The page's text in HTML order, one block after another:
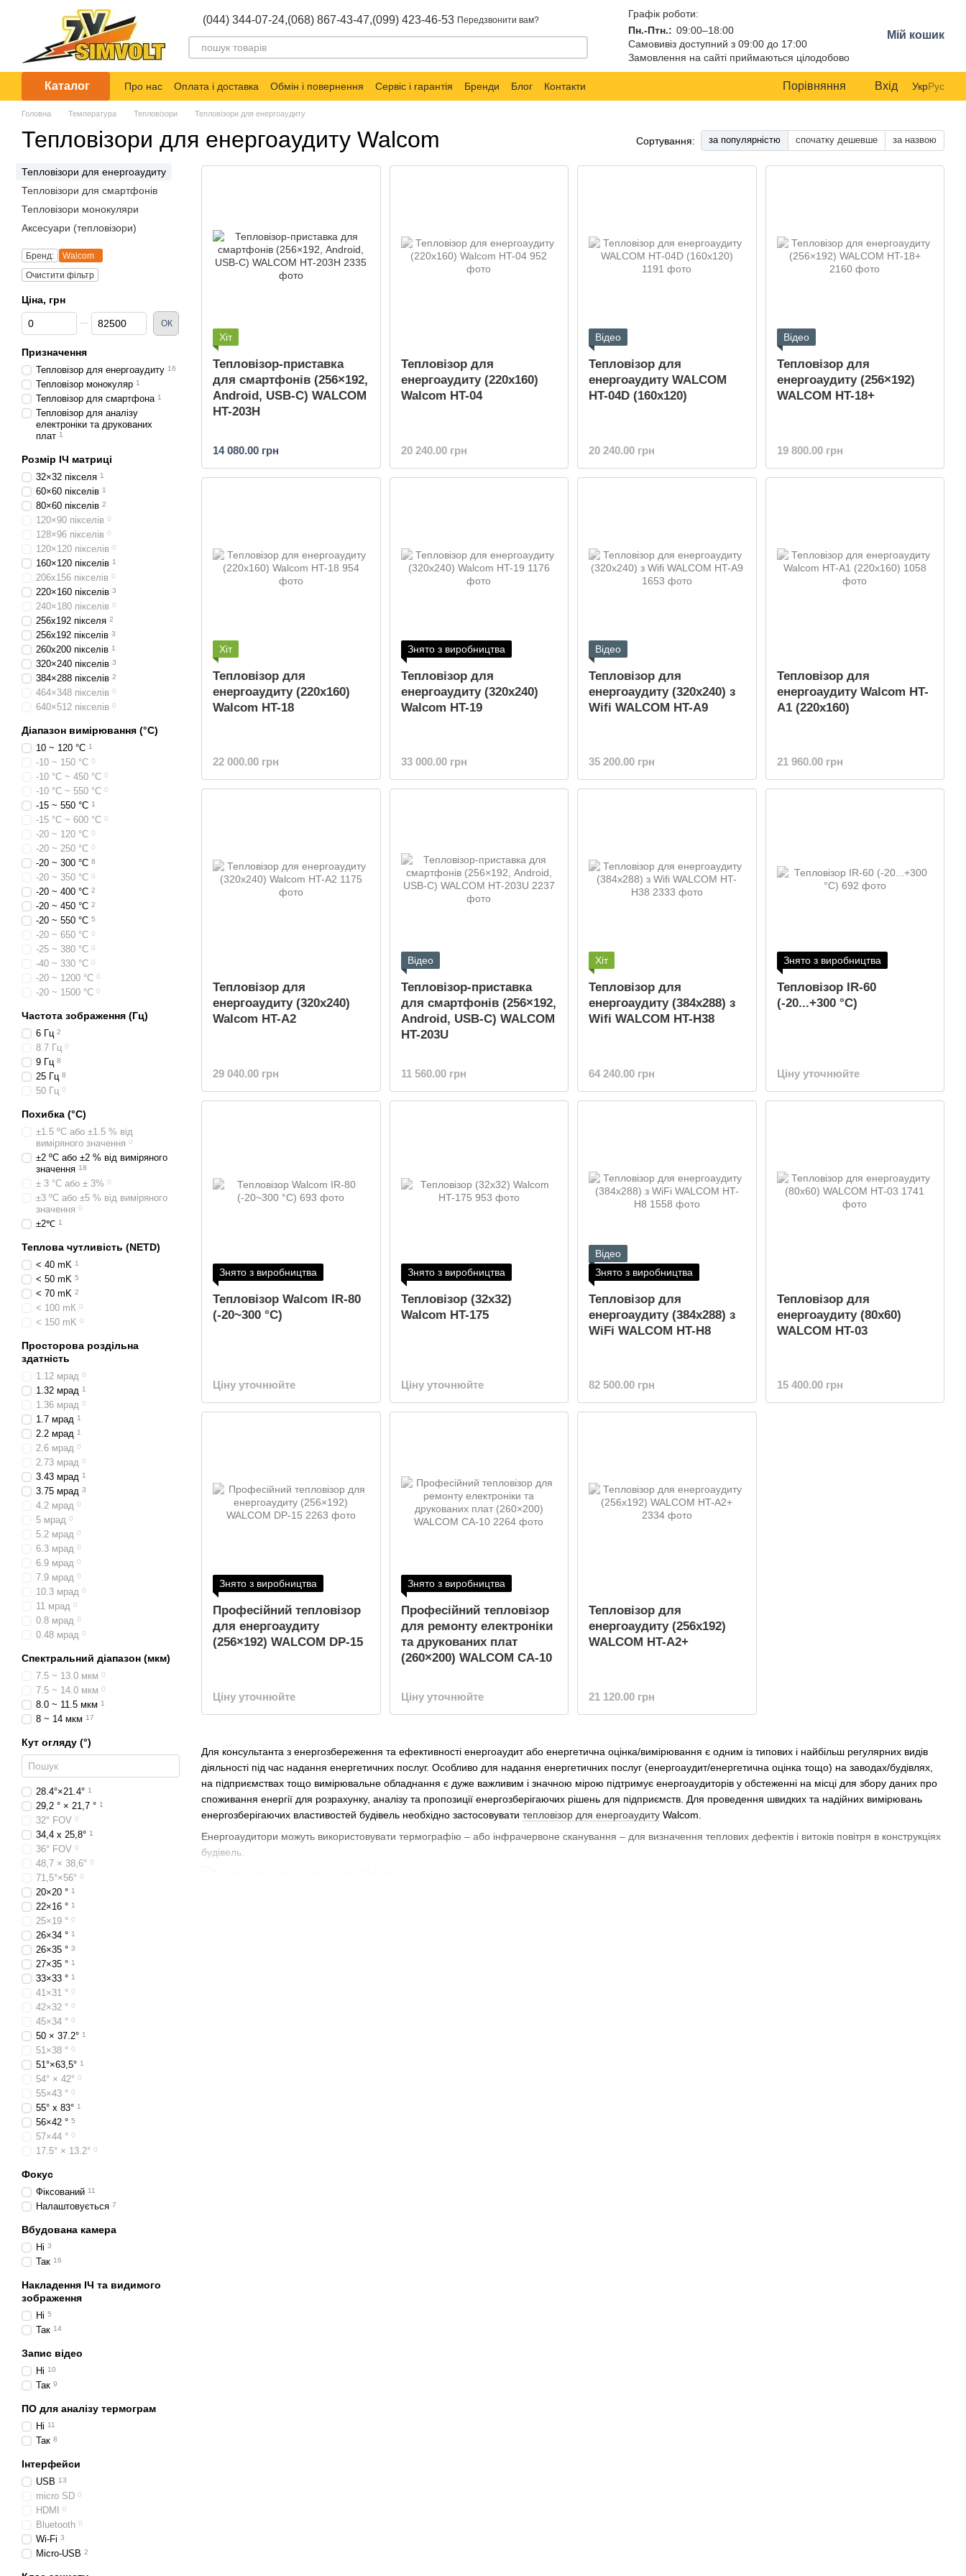
Перейти до основного контенту
(044) 344-07-24,(068) 867-43-47,(099) 423-46-53 Передзвонити вам?
Графік роботи:
Пн.-Птн.: 09:00–18:00
Самовивіз доступний з 09:00 до 17:00
Замовлення на сайті приймаються цілодобово
Мій кошик
Каталог Про нас Оплата і доставка Обмін і повернення Сервіс і гарантія Бренди Блог Контакти Порівняння Вхід УкрРус
Головна Температура Тепловізори Тепловізори для енергоаудиту
Тепловізори для енергоаудиту Walcom Сортування: за популярністю спочатку дешевше за назвою
Для консультанта з енергозбереження та ефективності енергоаудит або енергетична оцінка/вимірювання є одним із типових і найбільш регулярних видів
діяльності під час надання енергетичних послуг. Особливо для надання енергетичних послуг (енергоаудит/енергетична оцінка тощо) на заводах/будівлях,
на підприємствах тощо вимірювальне обладнання є дуже важливим і значною мірою підтримує енергоаудиторів у обстеженні на місці для збору даних про
споживання енергії для розрахунку, аналізу та пропозиції енергозберігаючих рішень для підприємств. Для проведення швидких та надійних вимірювань
енергозберігаючих властивостей будівель необхідно застосовувати тепловізор для енергоаудиту Walcom.
Енергоаудитори можуть використовувати термографію – або інфрачервоне сканування – для визначення теплових дефектів і витоків повітря в конструкціях
будівель.
Хіт
Тепловізор-приставка
для смартфонів (256×192,
Android, USB-C) WALCOM
HT-203H
14 080.00 грн
Тепловізор для
енергоаудиту (220x160)
Walcom HT-04
20 240.00 грн
Відео
Тепловізор для
енергоаудиту WALCOM
HT-04D (160x120)
20 240.00 грн
Відео
Тепловізор для
енергоаудиту (256×192)
WALCOM HT-18+
19 800.00 грн
Хіт
Тепловізор для
енергоаудиту (220x160)
Walcom HT-18
22 000.00 грн
Знято з виробництва
Тепловізор для
енергоаудиту (320x240)
Walcom HT-19
33 000.00 грн
Відео
Тепловізор для
енергоаудиту (320x240) з
Wifi WALCOM HT-A9
35 200.00 грн
Тепловізор для
енергоаудиту Walcom HT-
A1 (220x160)
21 960.00 грн
Тепловізор для
енергоаудиту (320x240)
Walcom HT-A2
29 040.00 грн
Відео
Тепловізор-приставка
для смартфонів (256×192,
Android, USB-C) WALCOM
HT-203U
11 560.00 грн
Хіт
Тепловізор для
енергоаудиту (384x288) з
Wifi WALCOM HT-H38
64 240.00 грн
Знято з виробництва
Тепловізор IR-60
(-20...+300 °C)
Ціну уточнюйте
Знято з виробництва
Тепловізор Walcom IR-80
(-20~300 °C)
Ціну уточнюйте
Знято з виробництва
Тепловізор (32x32)
Walcom HT-175
Ціну уточнюйте
Відео
Знято з виробництва
Тепловізор для
енергоаудиту (384x288) з
WiFi WALCOM HT-H8
82 500.00 грн
Тепловізор для
енергоаудиту (80x60)
WALCOM HT-03
15 400.00 грн
Знято з виробництва
Професійний тепловізор
для енергоаудиту
(256×192) WALCOM DP-15
Ціну уточнюйте
Знято з виробництва
Професійний тепловізор
для ремонту електроніки
та друкованих плат
(260×200) WALCOM CA-10
Ціну уточнюйте
Тепловізор для
енергоаудиту (256x192)
WALCOM HT-A2+
21 120.00 грн
Тепловізори для енергоаудиту
Тепловізори для смартфонів
Тепловізори монокуляри
Аксесуари (тепловізори)
Бренд:
Walcom
Очистити фільтр
Ціна, грн
Від Ціна, грн
До Ціна, грн ОК
Призначення
Тепловізор для енергоаудиту 16
Тепловізор монокуляр 1
Тепловізор для смартфона 1
Тепловізор для аналізу
електроніки та друкованих
плат 1
Розмір ІЧ матриці
32×32 пікселя 1
60×60 пікселів 1
80×60 пікселів 2
120×90 пікселів 0
128×96 пікселів 0
120×120 пікселів 0
160×120 пікселів 1
206х156 пікселів 0
220×160 пікселів 3
240×180 пікселів 0
256x192 пікселя 2
256x192 пікселів 3
260х200 пікселів 1
320×240 пікселів 3
384×288 пікселів 2
464×348 пікселів 0
640×512 пікселів 0
Діапазон вимірювання (°C)
10 ~ 120 °С 1
-10 ~ 150 °C 0
-10 °C ~ 450 °C 0
-10 °C ~ 550 °C 0
-15 ~ 550 °C 1
-15 °C ~ 600 °C 0
-20 ~ 120 °C 0
-20 ~ 250 °C 0
-20 ~ 300 °C 8
-20 ~ 350 °C 0
-20 ~ 400 °C 2
-20 ~ 450 °C 2
-20 ~ 550 °C 5
-20 ~ 650 °C 0
-25 ~ 380 °C 0
-40 ~ 330 °C 0
-20 ~ 1200 °C 0
-20 ~ 1500 °C 0
Частота зображення (Гц)
6 Гц 2
8.7 Гц 0
9 Гц 8
25 Гц 8
50 Гц 0
Похибка (°C)
±1.5 ºC або ±1.5 % від
виміряного значення 0
±2 ºC або ±2 % від виміряного
значення 18
± 3 °C або ± 3% 0
±3 ºC або ±5 % від виміряного
значення 0
±2℃ 1
Теплова чутливість (NETD)
< 40 mK 1
< 50 mK 5
< 70 mK 2
< 100 mК 0
< 150 mK 0
Просторова роздільна
здатність
1.12 мрад 0
1.32 мрад 1
1.36 мрад 0
1.7 мрад 1
2.2 мрад 1
2.6 мрад 0
2.73 мрад 0
3.43 мрад 1
3.75 мрад 3
4.2 мрад 0
5 мрад 0
5.2 мрад 0
6.3 мрад 0
6.9 мрад 0
7.9 мрад 0
10.3 мрад 0
11 мрад 0
0.8 мрад 0
0.48 мрад 0
Спектральний діапазон (мкм)
7.5 ~ 13.0 мкм 0
7.5 ~ 14.0 мкм 0
8.0 ~ 11.5 мкм 1
8 ~ 14 мкм 17
Кут огляду (°)
28.4°×21.4° 1
29,2 ° × 21,7 ° 1
32° FOV 0
34,4 х 25,8° 1
36° FOV 0
48,7 × 38,6° 0
71,5°×56° 0
20×20 ° 1
22×16 ° 1
25×19 ° 0
26×34 ° 1
26×35 ° 3
27×35 ° 1
33×33 ° 1
41×31 ° 0
42×32 ° 0
45×34 ° 0
50 × 37.2° 1
51×38 ° 0
51°×63,5° 1
54° × 42° 0
55×43 ° 0
55° х 83° 1
56×42 ° 5
57×44 ° 0
17.5° × 13.2° 0
Фокус
Фіксований 11
Налаштовується 7
Вбудована камера
Ні 3
Так 16
Накладення ІЧ та видимого
зображення
Ні 5
Так 14
Запис відео
Ні 10
Так 9
ПО для аналізу термограм
Ні 11
Так 8
Інтерфейси
USB 13
micro SD 0
HDMI 0
Bluetooth 0
Wi-Fi 3
Micro-USB 2